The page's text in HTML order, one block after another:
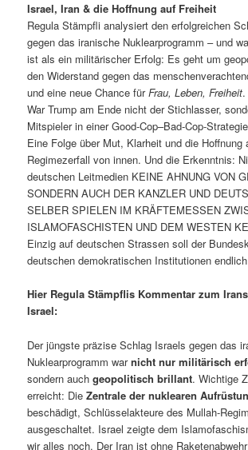
Israel, Iran & die Hoffnung auf Freiheit
Regula Stämpfli analysiert den erfolgreichen
gegen das iranische Nuklearprogramm – und
ist als ein militärischer Erfolg: Es geht um
den Widerstand gegen das
und eine neue Chance fürFrau, Leben, Freiheit.
War Trump am Ende nicht der Stichlasser,
Mitspieler in einer Good-Cop–Bad-Cop-
Eine Folge über Mut, Klarheit und die Hoffnung
Regimezerfall von innen. Und die Erkenntnis:
deutschen Leitmedien KEINE AHNUNG VON
SONDERN AUCH DER KANZLER UND
SELBER SPIELEN IM KRÄFTEMESSEN
ISLAMOFASCHISTEN UND DEM WESTEN
Einzig auf deutschen Strassen soll der
deutschen demokratischen Institutionen
Hier Regula Stämpflis Kommentar zum
Israel:
Der jüngste präzise Schlag Israels gegen das
Nuklearprogramm warnicht nur militärisch
sondern auchgeopolitisch brillant. Wichtige
erreicht: DieZentrale der nuklearen
beschädigt, Schlüsselakteure des Mullah-
ausgeschaltet. Israel zeigte dem
wir alles noch. Der Iran ist ohne